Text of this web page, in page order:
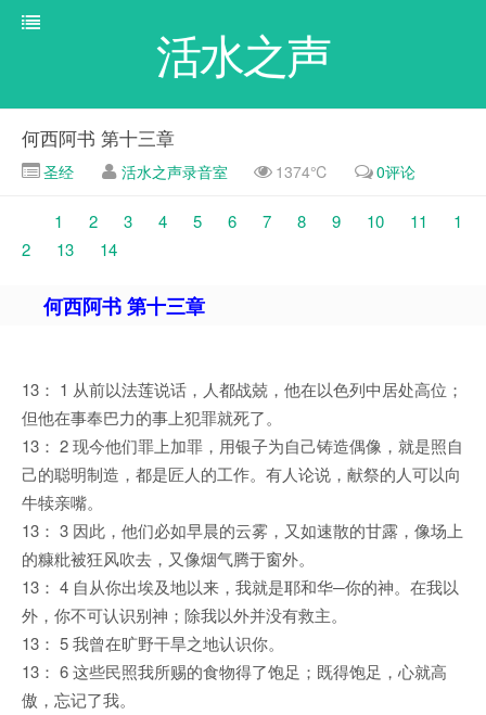
活水之声
何西阿书 第十三章
圣经 活水之声录音室 1374℃ 0评论
1 2 3 4 5 6 7 8 9 10 11
1
2
13 14
何西阿书 第十三章
13： 1 从前以法莲说话，人都战兢，他在以色列中居处高位；
但他在事奉巴力的事上犯罪就死了。
13： 2 现今他们罪上加罪，用银子为自己铸造偶像，就是照自
己的聪明制造，都是匠人的工作。有人论说，献祭的人可以向
牛犊亲嘴。
13： 3 因此，他们必如早晨的云雾，又如速散的甘露，像场上
的糠粃被狂风吹去，又像烟气腾于窗外。
13： 4 自从你出埃及地以来，我就是耶和华─你的神。在我以
外，你不可认识别神；除我以外并没有救主。
13： 5 我曾在旷野干旱之地认识你。
13： 6 这些民照我所赐的食物得了饱足；既得饱足，心就高
傲，忘记了我。